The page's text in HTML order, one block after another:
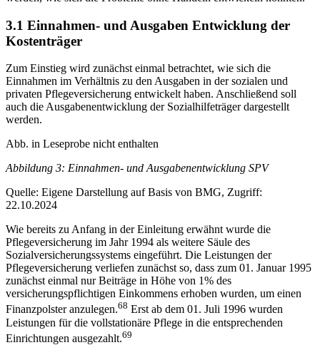
3.1 Einnahmen- und Ausgaben Entwicklung der
Kostenträger
Zum Einstieg wird zunächst einmal betrachtet, wie sich die
Einnahmen im Verhältnis zu den Ausgaben in der sozialen und
privaten Pflegeversicherung entwickelt haben. Anschließend soll
auch die Ausgabenentwicklung der Sozialhilfeträger dargestellt
werden.
Abb. in Leseprobe nicht enthalten
Abbildung 3: Einnahmen- und Ausgabenentwicklung SPV
Quelle: Eigene Darstellung auf Basis von BMG, Zugriff:
22.10.2024
Wie bereits zu Anfang in der Einleitung erwähnt wurde die
Pflegeversicherung im Jahr 1994 als weitere Säule des
Sozialversicherungssystems eingeführt. Die Leistungen der
Pflegeversicherung verliefen zunächst so, dass zum 01. Januar 1995
zunächst einmal nur Beiträge in Höhe von 1% des
versicherungspflichtigen Einkommens erhoben wurden, um einen
Finanzpolster anzulegen.68 Erst ab dem 01. Juli 1996 wurden
Leistungen für die vollstationäre Pflege in die entsprechenden
Einrichtungen ausgezahlt.69